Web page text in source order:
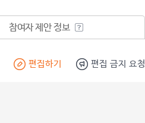
참여자 제안 정보
편집하기 편집 금지 요청